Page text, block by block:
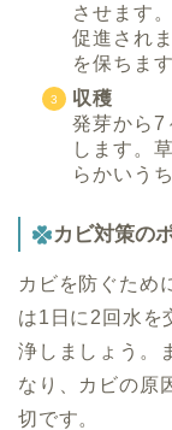
させます
促進され
を保ちます
収穫
発芽から7
します。
らかいう
カビ対策の
カビを防ぐため
は1日に2回水を
浄しましょう。
なり、カビの原
切です。